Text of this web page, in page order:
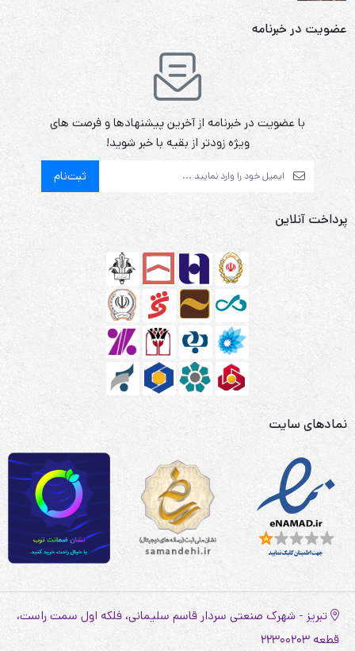
عضویت در خبرنامه
با عضویت در خبرنامه از آخرین پیشنهادها و فرصت های
ویژه زودتر از بقیه با خبر شوید!
ثبت‌نام
پرداخت آنلاین
نمادهای سایت
تبریز - شهرک صنعتی سردار قاسم سلیمانی، فلکه اول سمت راست،
قطعه 22300203